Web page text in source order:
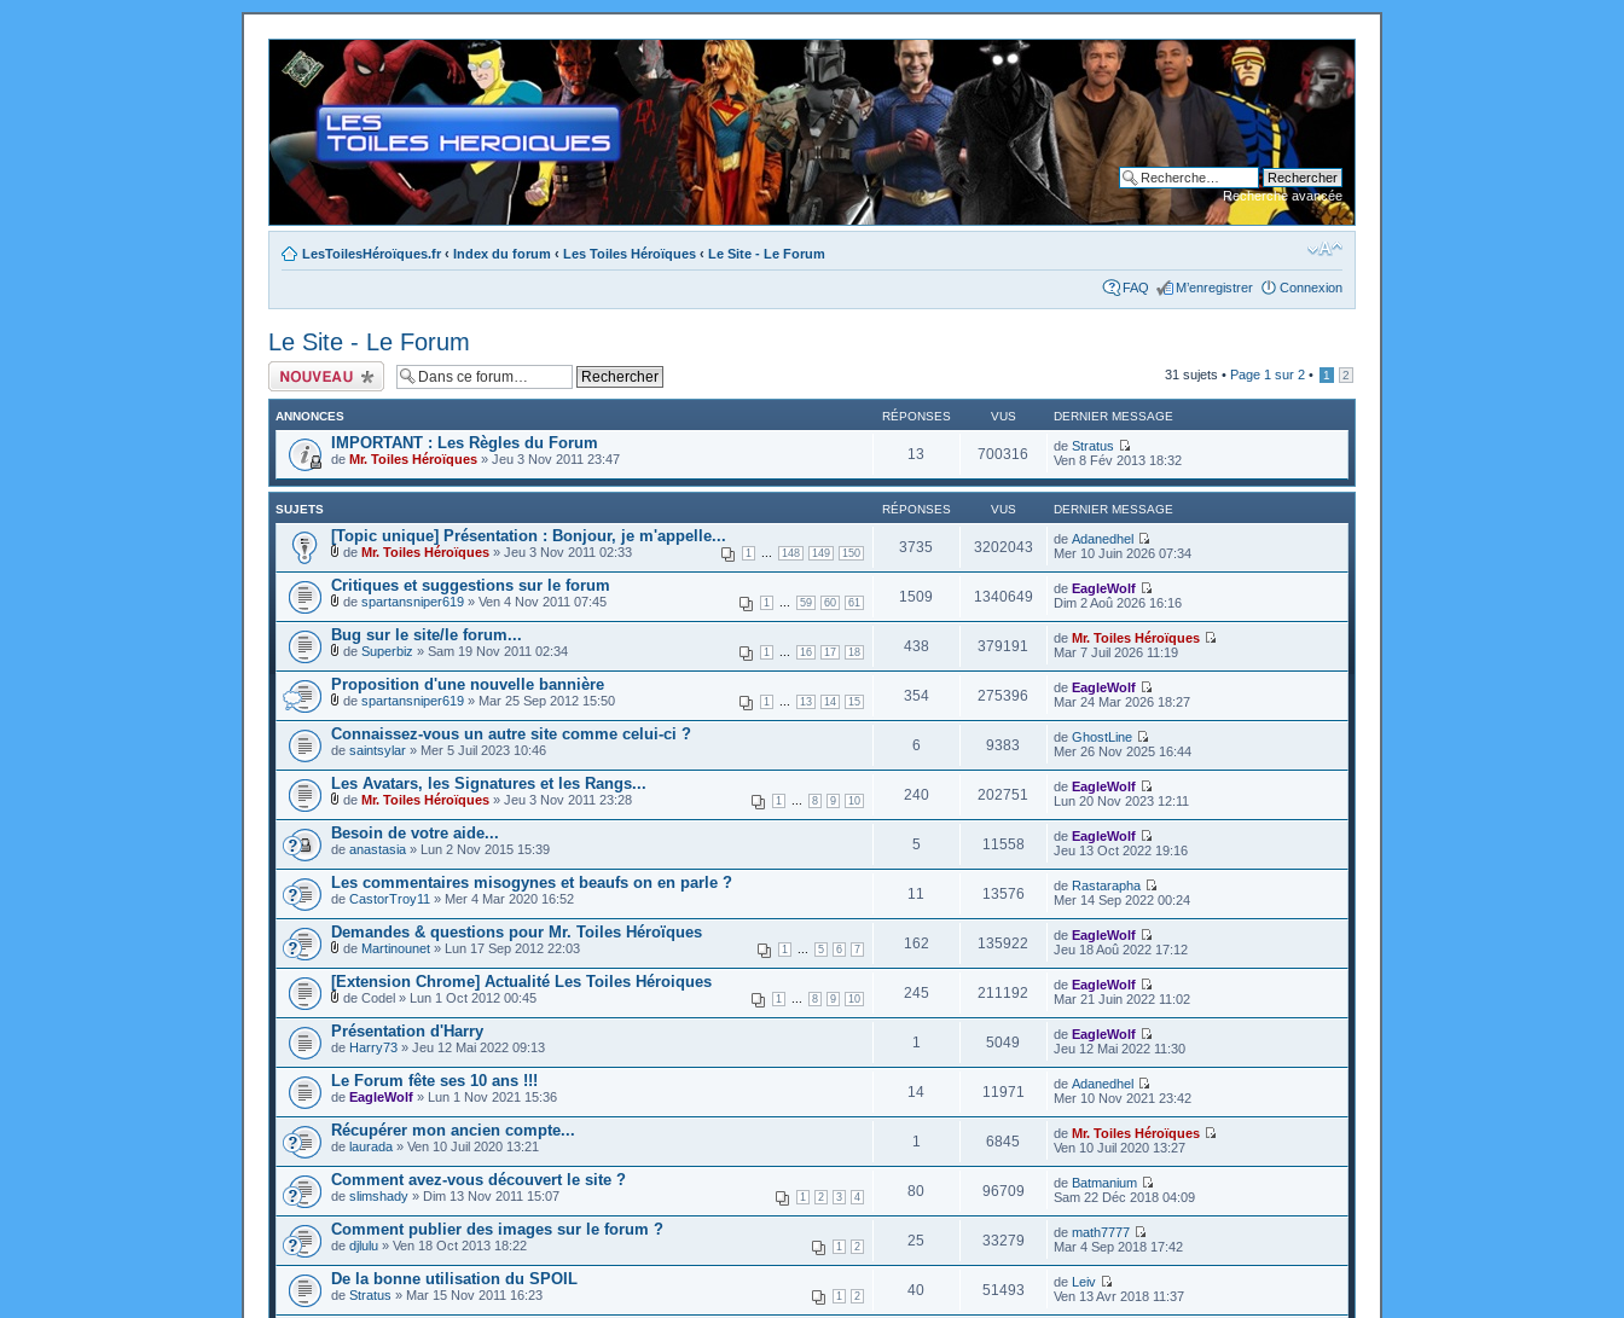
Recherche avancée
LesToilesHéroïques.fr ‹ Index du forum ‹ Les Toiles Héroïques ‹ Le Site - Le Forum
FAQ M’enregistrer Connexion
Le Site - Le Forum
Ecrire un nouveau
sujet
31 sujets • Page 1 sur 2 • 1 2
ANNONCES RÉPONSES VUS DERNIER MESSAGE
IMPORTANT : Les Règles du Forum
de Mr. Toiles Héroïques » Jeu 3 Nov 2011 23:47 13 700316 de Stratus
Ven 8 Fév 2013 18:32
SUJETS RÉPONSES VUS DERNIER MESSAGE
[Topic unique] Présentation : Bonjour, je m'appelle...
1 148 149 150
de Mr. Toiles Héroïques » Jeu 3 Nov 2011 02:33 3735 3202043 de Adanedhel
Mer 10 Juin 2026 07:34
Critiques et suggestions sur le forum
1 59 60 61
de spartansniper619 » Ven 4 Nov 2011 07:45 1509 1340649 de EagleWolf
Dim 2 Aoû 2026 16:16
Bug sur le site/le forum...
1 16 17 18
de Superbiz » Sam 19 Nov 2011 02:34 438 379191 de Mr. Toiles Héroïques
Mar 7 Juil 2026 11:19
Proposition d'une nouvelle bannière
1 13 14 15
de spartansniper619 » Mar 25 Sep 2012 15:50 354 275396 de EagleWolf
Mar 24 Mar 2026 18:27
Connaissez-vous un autre site comme celui-ci ?
de saintsylar » Mer 5 Juil 2023 10:46 6 9383 de GhostLine
Mer 26 Nov 2025 16:44
Les Avatars, les Signatures et les Rangs...
1 8 9 10
de Mr. Toiles Héroïques » Jeu 3 Nov 2011 23:28 240 202751 de EagleWolf
Lun 20 Nov 2023 12:11
Besoin de votre aide...
de anastasia » Lun 2 Nov 2015 15:39 5 11558 de EagleWolf
Jeu 13 Oct 2022 19:16
Les commentaires misogynes et beaufs on en parle ?
de CastorTroy11 » Mer 4 Mar 2020 16:52 11 13576 de Rastarapha
Mer 14 Sep 2022 00:24
Demandes & questions pour Mr. Toiles Héroïques
1 5 6 7
de Martinounet » Lun 17 Sep 2012 22:03 162 135922 de EagleWolf
Jeu 18 Aoû 2022 17:12
[Extension Chrome] Actualité Les Toiles Héroiques
1 8 9 10
de Codel » Lun 1 Oct 2012 00:45 245 211192 de EagleWolf
Mar 21 Juin 2022 11:02
Présentation d'Harry
de Harry73 » Jeu 12 Mai 2022 09:13 1 5049 de EagleWolf
Jeu 12 Mai 2022 11:30
Le Forum fête ses 10 ans !!!
de EagleWolf » Lun 1 Nov 2021 15:36 14 11971 de Adanedhel
Mer 10 Nov 2021 23:42
Récupérer mon ancien compte...
de laurada » Ven 10 Juil 2020 13:21 1 6845 de Mr. Toiles Héroïques
Ven 10 Juil 2020 13:27
Comment avez-vous découvert le site ?
1 2 3 4
de slimshady » Dim 13 Nov 2011 15:07 80 96709 de Batmanium
Sam 22 Déc 2018 04:09
Comment publier des images sur le forum ?
1 2
de djlulu » Ven 18 Oct 2013 18:22 25 33279 de math7777
Mar 4 Sep 2018 17:42
De la bonne utilisation du SPOIL
1 2
de Stratus » Mar 15 Nov 2011 16:23 40 51493 de Leiv
Ven 13 Avr 2018 11:37